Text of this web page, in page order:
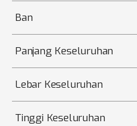
Ban
Panjang Keseluruhan
Lebar Keseluruhan
Tinggi Keseluruhan